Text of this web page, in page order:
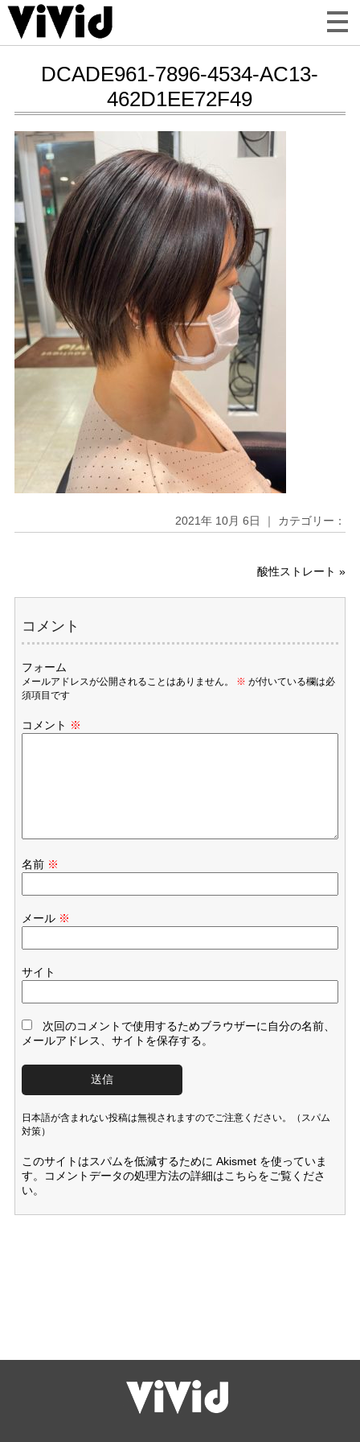
DCADE961-7896-4534-AC13-
462D1EE72F49
2021年 10月 6日 ｜ カテゴリー：
酸性ストレート »
コメント
フォーム
メールアドレスが公開されることはありません。 ※ が付いている欄は必
須項目です
コメント ※
名前 ※
メール ※
サイト
次回のコメントで使用するためブラウザーに自分の名前、
メールアドレス、サイトを保存する。
日本語が含まれない投稿は無視されますのでご注意ください。（スパム
対策）
このサイトはスパムを低減するために Akismet を使っていま
す。
コメントデータの処理方法の詳細はこちらをご覧くださ
い。